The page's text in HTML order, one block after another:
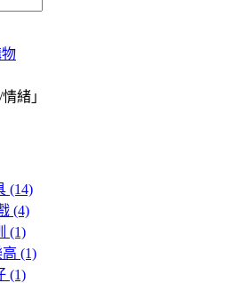
物
緒」
(14)
(4)
(1)
(1)
(1)